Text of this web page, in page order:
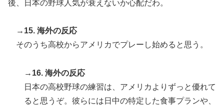
後、日本の野球人気が衰えないか心配だわ。
→15. 海外の反応
そのうち高校からアメリカでプレーし始めると思う。
→16. 海外の反応
日本の高校野球の練習は、アメリカよりずっと優れて
ると思うぞ。彼らには日中の特定した食事プランや、